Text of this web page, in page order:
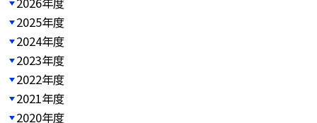
2025年度
2024年度
2023年度
2022年度
2021年度
2020年度